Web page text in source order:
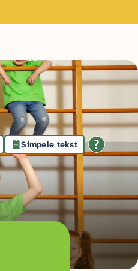
Simpele tekst